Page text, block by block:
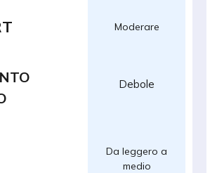
Moderare
Debole
Da leggero a
medio